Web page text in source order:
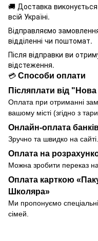
🚚 Доставка виконується
всій Україні.
Відправляємо
відділенні чи поштомат.
Після відправки ви
відстеження.
💳 Способи оплати
Післяплати від
Оплата при отриманні
вашому місті (згідно з
Онлайн-оплата
Зручно та швидко на сайті.
Оплата на
Можна зробити переказ
Оплата карткою
Школяра»
Ми пропонуємо
сімей.